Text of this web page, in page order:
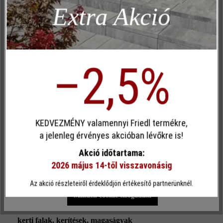
struktúrált
Szín:
Terméktípus:
megmunkálás:
roppantott
Térkőtípus:
külön formátum
kerti falak, kerítések, magaságyak
Elemzés Inaktív
Kényelem (weboldal működése) Inaktív
Kényelem (Google Térkép) Inaktív
Egyéni cookie elfogadása
Ez a webhely cookie-kat használ, hogy a lehető legjobb
funkcionalitást kínálja Önnek...További információ
Csak funkcionális cookie elfogadása
Minden cookie elfogadása
Extra Akció
–2,5%
KEDVEZMÉNY valamennyi Friedl termékre,
a jelenleg érvényes akcióban lévőkre is!
Akció időtartama:
2026 május 14-től visszavonásig
Az akció részleteiről érdeklődjön értékesítő partnerünknél.